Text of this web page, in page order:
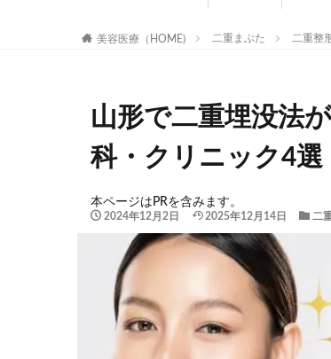
美容医療（HOME) 二重まぶた 二重整
山形で二重埋没法
科・クリニック4選
本ページはPRを含みます。
2024年12月2日 2025年12月14日 二